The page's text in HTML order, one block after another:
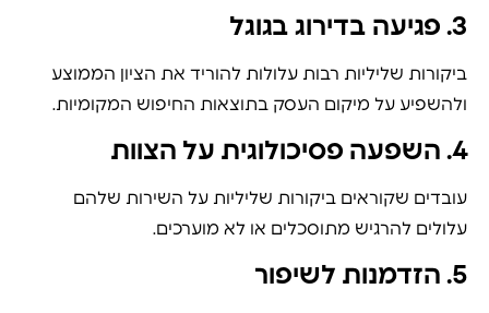
3. פגיעה בדירוג בגוגל
ביקורות שליליות רבות עלולות להוריד את הציון הממוצע
ולהשפיע על מיקום העסק בתוצאות החיפוש המקומיות.
4. השפעה פסיכולוגית על הצוות
עובדים שקוראים ביקורות שליליות על השירות שלהם
עלולים להרגיש מתוסכלים או לא מוערכים.
5. הזדמנות לשיפור